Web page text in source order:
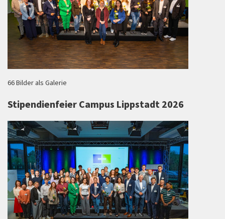
66 Bilder als Galerie
Stipendienfeier Campus Lippstadt 2026